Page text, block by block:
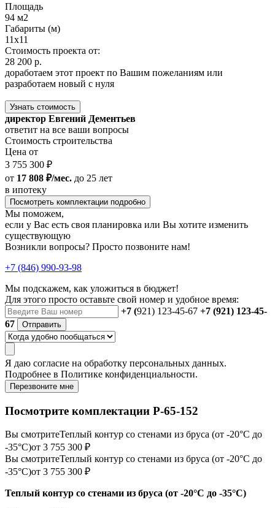
Площадь
94 м2
Габариты (м)
11x11
Стоимость проекта от:
28 200 р.
доработаем этот проект по Вашим пожеланиям или
разработаем новый с нуля
Узнать стоимость
директор Евгений Дементьев
ответит на все ваши вопросы
Стоимость строительства
Цена от
3 755 300 ₽
от 17 808 ₽/мес. до 25 лет
в ипотеку
Посмотреть комплектации подробно
Мы поможем,
если у Вас есть своя планировка или Вы хотите изменить
существующую
Возникли вопросы? Просто позвоните нам!
+7 (846) 990-93-98
Мы подскажем, как уложиться в бюджет!
Для этого просто оставьте свой номер и удобное время:
+7 (921) 123-45-67 +7 (921) 123-45-
67
Отправить
Я даю согласие на обработку персональных данных.
Подробнее в Политике конфиденциальности.
Перезвоните мне
Посмотрите комплектации Р-65-152
Вы смотритеТеплый контур со стенами из бруса (от -20°С до
-35°С)от 3 755 300 ₽
Вы смотритеТеплый контур со стенами из бруса (от -20°С до
-35°С)от 3 755 300 ₽
Теплый контур со стенами из бруса (от -20°С до -35°С)